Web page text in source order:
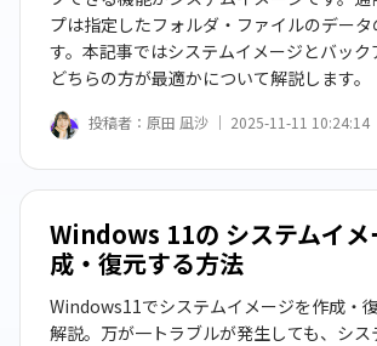
プは指定したフォルダ・ファイルのデー
す。本記事ではシステムイメージとバック
どちらの方が最適かについて解説します。
投稿者： 原田 凪沙 ｜ 2025-11-11 10:24:14
Windows 11の システムイメ
成・復元する方法
Windows11でシステムイメージを作成・
解説。万が一トラブルが発生しても、シス